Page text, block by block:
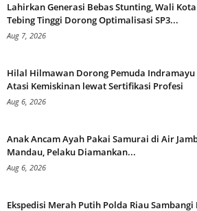
Lahirkan Generasi Bebas Stunting, Wali Kota
Tebing Tinggi Dorong Optimalisasi SP3...
Aug 7, 2026
Hilal Hilmawan Dorong Pemuda
Atasi Kemiskinan lewat Sertifikasi Profesi
Aug 6, 2026
Anak Ancam Ayah Pakai Samurai di Air
Mandau, Pelaku Diamankan...
Aug 6, 2026
Ekspedisi Merah Putih Polda Riau Sambangi